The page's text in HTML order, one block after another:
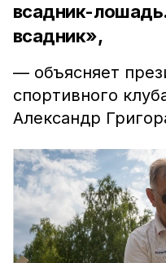
всадник-
всадник»,
— объясняет
спортивного
Александр